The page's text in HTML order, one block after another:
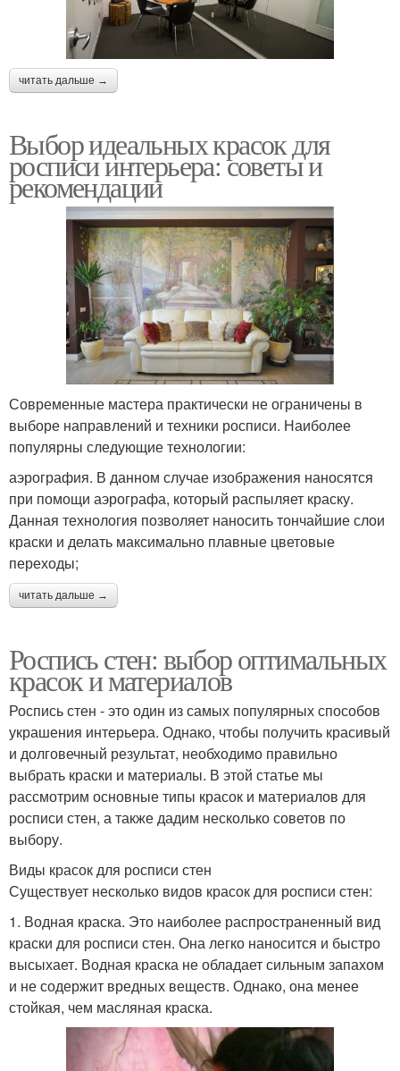
читать дальше →
Выбор идеальных красок для
росписи интерьера: советы и
рекомендации
Современные мастера практически не ограничены в
выборе направлений и техники росписи. Наиболее
популярны следующие технологии:
аэрография. В данном случае изображения наносятся
при помощи аэрографа, который распыляет краску.
Данная технология позволяет наносить тончайшие слои
краски и делать максимально плавные цветовые
переходы;
читать дальше →
Роспись стен: выбор оптимальных
красок и материалов
Роспись стен - это один из самых популярных способов
украшения интерьера. Однако, чтобы получить красивый
и долговечный результат, необходимо правильно
выбрать краски и материалы. В этой статье мы
рассмотрим основные типы красок и материалов для
росписи стен, а также дадим несколько советов по
выбору.
Виды красок для росписи стен
Существует несколько видов красок для росписи стен:
1. Водная краска. Это наиболее распространенный вид
краски для росписи стен. Она легко наносится и быстро
высыхает. Водная краска не обладает сильным запахом
и не содержит вредных веществ. Однако, она менее
стойкая, чем масляная краска.